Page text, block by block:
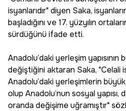
isyanlarıdır" diyen Saka,
başladığını ve 17. yüzyılın
sürdüğünü ifade etti.
Anadolu’daki yerleşim
değiştiğini aktaran Saka, "Celali
Anadolu’daki yerleşimlerin
olup Anadolu’nun sosyal yapısı,
oranda değişime uğramıştır"